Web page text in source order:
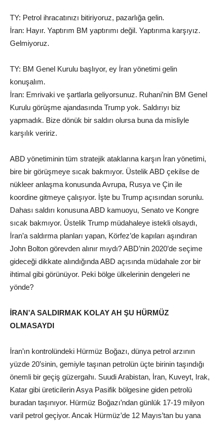
TY: Petrol ihracatınızı bitiriyoruz, pazarlığa gelin.
İran: Hayır. Yaptırım BM yaptırımı değil. Yaptırıma karşıyız.
Gelmiyoruz.
TY: BM Genel Kurulu başlıyor, ey İran yönetimi gelin
konuşalım.
İran: Emrivaki ve şartlarla geliyorsunuz. Ruhani’nin BM Genel
Kurulu görüşme ajandasında Trump yok. Saldırıyı biz
yapmadık. Bize dönük bir saldırı olursa buna da misliyle
karşılık veririz.
ABD yönetiminin tüm stratejik ataklarına karşın İran yönetimi,
bire bir görüşmeye sıcak bakmıyor. Üstelik ABD çekilse de
nükleer anlaşma konusunda Avrupa, Rusya ve Çin ile
koordine gitmeye çalışıyor. İşte bu Trump açısından sorunlu.
Dahası saldırı konusuna ABD kamuoyu, Senato ve Kongre
sıcak bakmıyor. Üstelik Trump müdahaleye istekli olsaydı,
İran’a saldırma planları yapan, Körfez’de kapıları aşındıran
John Bolton görevden alınır mıydı? ABD’nin 2020’de seçime
gideceği dikkate alındığında ABD açısında müdahale zor bir
ihtimal gibi görünüyor. Peki bölge ülkelerinin dengeleri ne
yönde?
İRAN’A SALDIRMAK KOLAY AH ŞU HÜRMÜZ
OLMASAYDI
İran’ın kontrolündeki Hürmüz Boğazı, dünya petrol arzının
yüzde 20’sinin, gemiyle taşınan petrolün üçte birinin taşındığı
önemli bir geçiş güzergahı. Suudi Arabistan, İran, Kuveyt, Irak,
Katar gibi üreticilerin Asya Pasifik bölgesine giden petrolü
buradan taşınıyor. Hürmüz Boğazı’ndan günlük 17-19 milyon
varil petrol geçiyor. Ancak Hürmüz’de 12 Mayıs’tan bu yana